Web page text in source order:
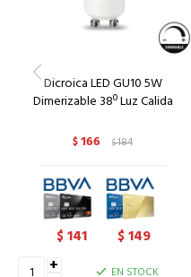
Dicroica LED GU10 5W
Dimerizable 38º Luz Calida
$166 $184
$141 $149
+
EN STOCK